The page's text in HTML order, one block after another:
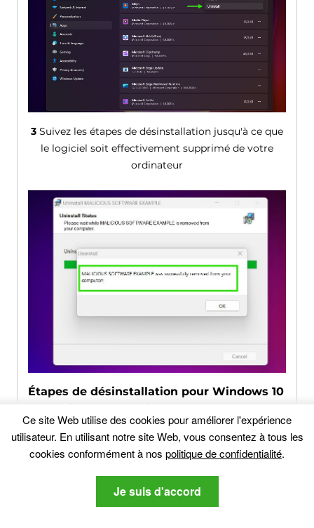
3Suivez les étapes de désinstallation jusqu'à ce que
le logiciel soit effectivement supprimé de votre
ordinateur
Étapes de désinstallation pour Windows 10
et versions plus anciennes
Voici une méthode en quelques étapes
simples qui devraient pouvoir désinstaller
vous utilisez Windows 10, 8, 7, Vista ou XP,
Ce site Web utilise des cookies pour améliorer l'expérience
utilisateur. En utilisant notre site Web, vous consentez à tous les
cookies conformément à nos politique de confidentialité.
Je suis d'accord